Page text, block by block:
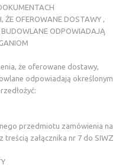
ŻE OFEROWANE DOSTAWY ,
ODPOWIADAJĄ
że oferowane dostawy,
odpowiadają określonym
przedmiotu zamówienia na
załącznika nr 7 do SIWZ